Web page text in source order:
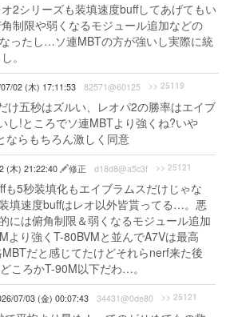
2シリーズも装填速度buffしてあげてもい
制限や弱くなるモジュール追加などの
ったし…ソ連MBTの方が強いし実際に統
。
02 (木) 17:11:53 82571@60125 >> 25119
け五秒はズルい、レオパ2の勝率はエイブ
し!ところでソ連MBTより強くね?いや
ならもちろん激しく同意
(木) 21:22:40 修正 d18d8@a5c3f >> 25121
も5秒装填化もエイブラムスだけじゃな
填速度buffはレオ以外皆貰ってる…。悪
には俯角制限＆弱くなるモジュール追加
より強くT-80BVMと並んでA7Vは最高
だと感じてたけどそれらnerf来た後
ころかT-90M以下だわ…。
07/03 (金) 00:07:43 34431@0de80 >> 25121